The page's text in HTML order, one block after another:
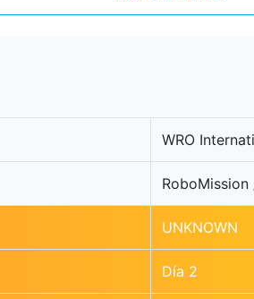
WRO
UNKNOWN
Día 2